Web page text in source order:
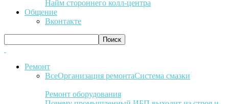
Найм стороннего колл-центра
Общение
Вконтакте
Ремонт
ВсеОрганизация ремонтаСистема смазки
Ремонт оборудования